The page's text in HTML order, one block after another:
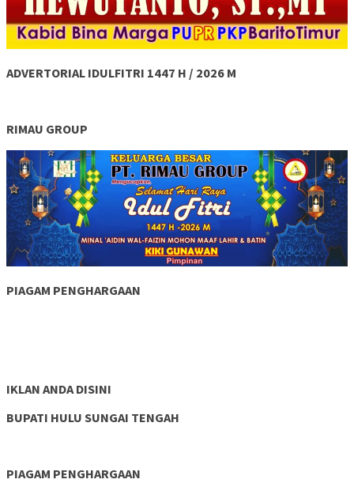
ADVERTORIAL IDULFITRI 1447 H / 2026 M
RIMAU GROUP
PIAGAM PENGHARGAAN
IKLAN ANDA DISINI
BUPATI HULU SUNGAI TENGAH
PIAGAM PENGHARGAAN